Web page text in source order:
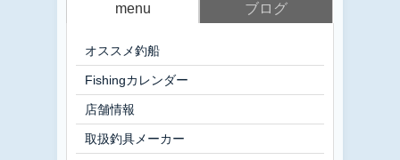
menu ブログ
オススメ釣船
Fishingカレンダー
店舗情報
取扱釣具メーカー